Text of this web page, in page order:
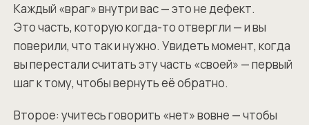
Каждый «враг» внутри вас — это не дефект.
Это часть, которую когда-то отвергли — и вы
поверили, что так и нужно. Увидеть момент, когда
вы перестали считать эту часть «своей» — первый
шаг к тому, чтобы вернуть её обратно.
Второе: учитесь говорить «нет» вовне — чтобы